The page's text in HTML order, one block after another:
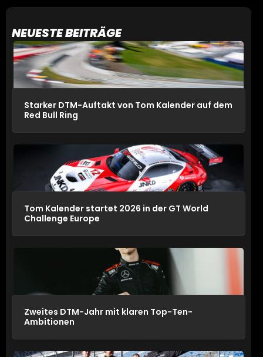
NEUESTE BEITRÄGE
Starker DTM-Auftakt von Tom Kalender auf dem
Red Bull Ring
Tom Kalender startet 2026 in der GT World
Challenge Europe
Zweites DTM-Jahr mit klaren Top-Ten-
Ambitionen